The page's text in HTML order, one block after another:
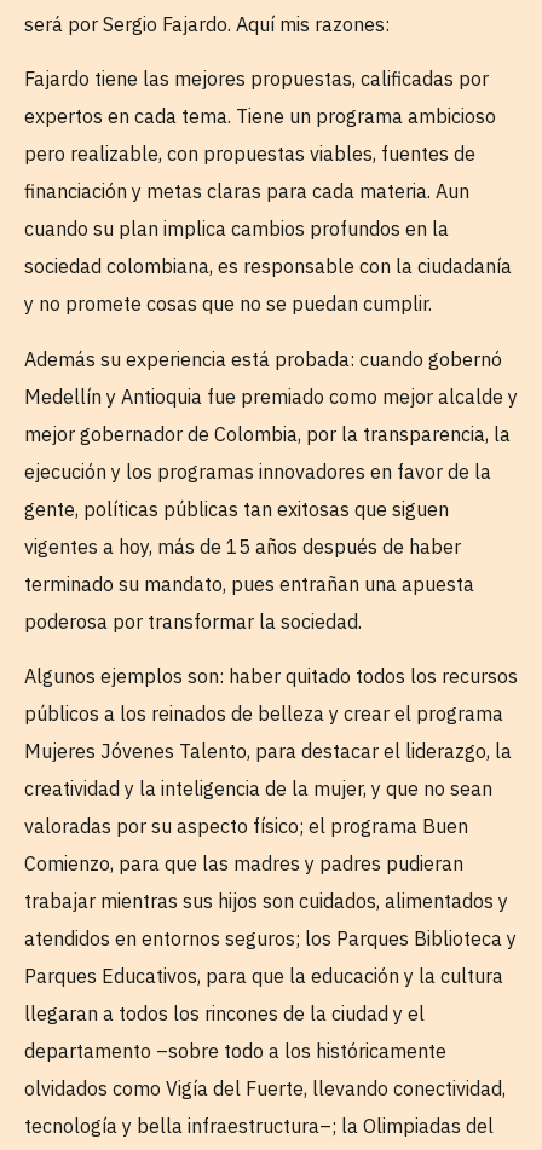
será por Sergio Fajardo. Aquí mis razones:
Fajardo tiene las mejores propuestas, calificadas por
expertos en cada tema. Tiene un programa ambicioso
pero realizable, con propuestas viables, fuentes de
financiación y metas claras para cada materia. Aun
cuando su plan implica cambios profundos en la
sociedad colombiana, es responsable con la ciudadanía
y no promete cosas que no se puedan cumplir.
Además su experiencia está probada: cuando gobernó
Medellín y Antioquia fue premiado como mejor alcalde y
mejor gobernador de Colombia, por la transparencia, la
ejecución y los programas innovadores en favor de la
gente, políticas públicas tan exitosas que siguen
vigentes a hoy, más de 15 años después de haber
terminado su mandato, pues entrañan una apuesta
poderosa por transformar la sociedad.
Algunos ejemplos son: haber quitado todos los recursos
públicos a los reinados de belleza y crear el programa
Mujeres Jóvenes Talento, para destacar el liderazgo, la
creatividad y la inteligencia de la mujer, y que no sean
valoradas por su aspecto físico; el programa Buen
Comienzo, para que las madres y padres pudieran
trabajar mientras sus hijos son cuidados, alimentados y
atendidos en entornos seguros; los Parques Biblioteca y
Parques Educativos, para que la educación y la cultura
llegaran a todos los rincones de la ciudad y el
departamento –sobre todo a los históricamente
olvidados como Vigía del Fuerte, llevando conectividad,
tecnología y bella infraestructura–; la Olimpiadas del